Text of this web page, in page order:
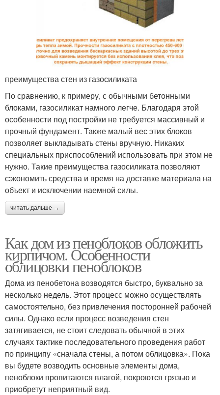
преимущества стен из газосиликата
По сравнению, к примеру, с обычными бетонными
блоками, газосиликат намного легче. Благодаря этой
особенности под постройки не требуется массивный и
прочный фундамент. Также малый вес этих блоков
позволяет выкладывать стены вручную. Никаких
специальных приспособлений использовать при этом не
нужно. Такие преимущества газосиликата позволяют
сэкономить средства и время на доставке материала на
объект и исключении наемной силы.
читать дальше →
Как дом из пеноблоков обложить
кирпичом. Особенности
облицовки пеноблоков
Дома из пенобетона возводятся быстро, буквально за
несколько недель. Этот процесс можно осуществлять
самостоятельно, без привлечения посторонней рабочей
силы. Однако если процесс возведения стен
затягивается, не стоит следовать обычной в этих
случаях тактике последовательного проведения работ
по принципу «сначала стены, а потом облицовка». Пока
вы будете возводить основные элементы дома,
пеноблоки пропитаются влагой, покроются грязью и
приобретут неприятный вид.